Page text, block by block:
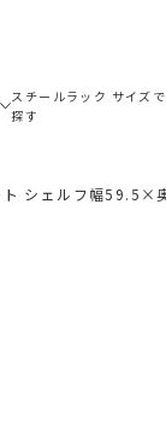
スチールラック サイズで
探す
ト シェルフ幅59.5×